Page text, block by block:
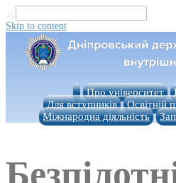
...
Skip to content
Про університет
Для вступників
Освітній
Міжнародна діяльність